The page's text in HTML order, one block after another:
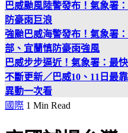
巴威颱風陸警發布！氣象署
防豪雨巨浪
強颱巴威海警發布！氣象署
部、宜蘭慎防豪雨強風
巴威步步逼近！氣象署：最
不斷更新／巴威10、11日最
異動一次看
國際 1 Min Read